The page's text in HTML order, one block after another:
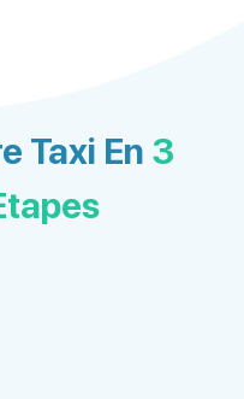
Taxi En 3